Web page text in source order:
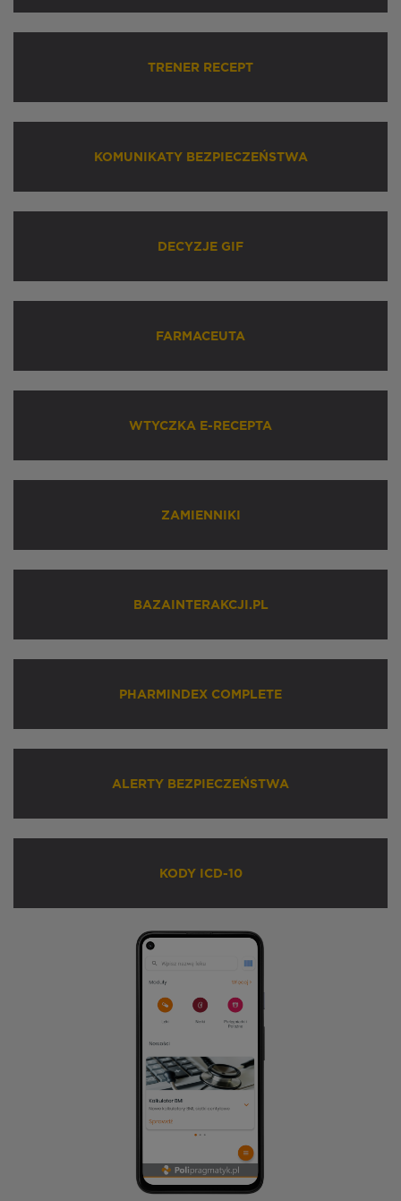
TRENER RECEPT
KOMUNIKATY BEZPIECZEŃSTWA
DECYZJE GIF
FARMACEUTA
WTYCZKA E-RECEPTA
ZAMIENNIKI
BAZAINTERAKCJI.PL
PHARMINDEX COMPLETE
ALERTY BEZPIECZEŃSTWA
KODY ICD-10